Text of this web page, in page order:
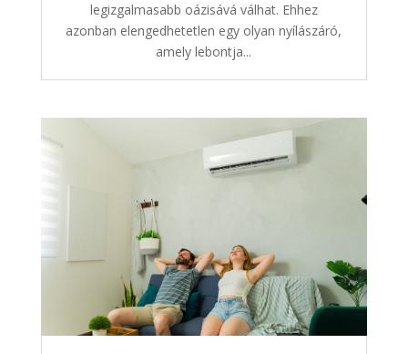
legizgalmasabb oázisává válhat. Ehhez
azonban elengedhetetlen egy olyan nyílászáró,
amely lebontja...